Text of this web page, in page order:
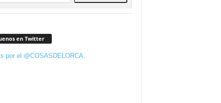
en Twitter
por el @COSASDELORCA.